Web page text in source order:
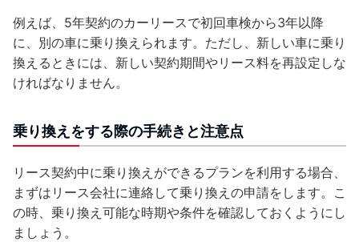
例えば、5年契約のカーリースで初回車検から3年以降
に、別の車に乗り換えられます。ただし、新しい車に乗り
換えるときには、新しい契約期間やリース料を再設定しな
ければなりません。
乗り換えをする際の手続きと注意点
リース契約中に乗り換えができるプランを利用する場合、
まずはリース会社に連絡して乗り換えの申請をします。こ
の時、乗り換え可能な時期や条件を確認しておくようにし
ましょう。